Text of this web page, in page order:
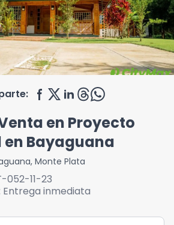
en Proyecto
Bayaguana
, Monte Plata
052-11-23
Entrega inmediata